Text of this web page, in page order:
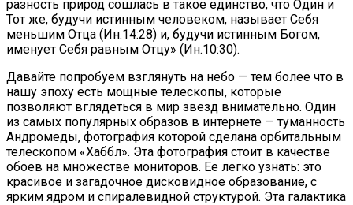
разность природ сошлась в такое единство, что Один и
Тот же, будучи истинным человеком, называет Себя
меньшим Отца (Ин.14:28) и, будучи истинным Богом,
именует Себя равным Отцу» (Ин.10:30).
Давайте попробуем взглянуть на небо — тем более что в
нашу эпоху есть мощные телескопы, которые
позволяют вглядеться в мир звезд внимательно. Один
из самых популярных образов в интернете — туманность
Андромеды, фотография которой сделана орбитальным
телескопом «Хаббл». Эта фотография стоит в качестве
обоев на множестве мониторов. Ее легко узнать: это
красивое и загадочное дисковидное образование, с
ярким ядром и спиралевидной структурой. Эта галактика